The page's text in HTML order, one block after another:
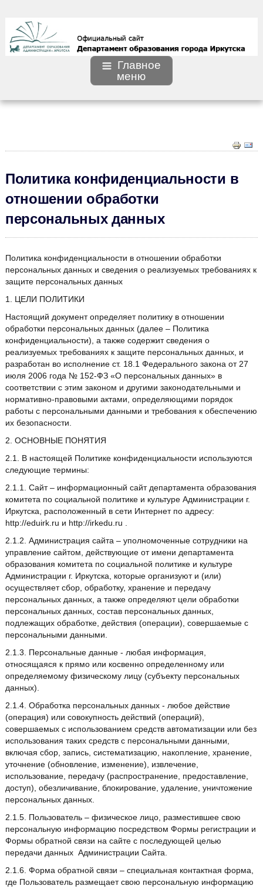
Главное
меню
Политика конфиденциальности в
отношении обработки
персональных данных
Политика конфиденциальности в отношении обработки
персональных данных и сведения о реализуемых требованиях к
защите персональных данных
1. ЦЕЛИ ПОЛИТИКИ
Настоящий документ определяет политику в отношении
обработки персональных данных (далее – Политика
конфиденциальности), а также содержит сведения о
реализуемых требованиях к защите персональных данных, и
разработан во исполнение ст. 18.1 Федерального закона от 27
июля 2006 года № 152-ФЗ «О персональных данных» в
соответствии с этим законом и другими законодательными и
нормативно-правовыми актами, определяющими порядок
работы с персональными данными и требования к обеспечению
их безопасности.
2. ОСНОВНЫЕ ПОНЯТИЯ
2.1. В настоящей Политике конфиденциальности используются
следующие термины:
2.1.1. Сайт – информационный сайт департамента образования
комитета по социальной политике и культуре Администрации г.
Иркутска, расположенный в сети Интернет по адресу:
http://eduirk.ru и http://irkedu.ru .
2.1.2. Администрация сайта – уполномоченные сотрудники на
управление сайтом, действующие от имени департамента
образования комитета по социальной политике и культуре
Администрации г. Иркутска, которые организуют и (или)
осуществляет сбор, обработку, хранение и передачу
персональных данных, а также определяют цели обработки
персональных данных, состав персональных данных,
подлежащих обработке, действия (операции), совершаемые с
персональными данными.
2.1.3. Персональные данные - любая информация,
относящаяся к прямо или косвенно определенному или
определяемому физическому лицу (субъекту персональных
данных).
2.1.4. Обработка персональных данных - любое действие
(операция) или совокупность действий (операций),
совершаемых с использованием средств автоматизации или без
использования таких средств с персональными данными,
включая сбор, запись, систематизацию, накопление, хранение,
уточнение (обновление, изменение), извлечение,
использование, передачу (распространение, предоставление,
доступ), обезличивание, блокирование, удаление, уничтожение
персональных данных.
2.1.5. Пользователь – физическое лицо, разместившее свою
персональную информацию посредством Формы регистрации и
Формы обратной связи на сайте с последующей целью
передачи данных Администрации Сайта.
2.1.6. Форма обратной связи – специальная контактная форма,
где Пользователь размещает свою персональную информацию